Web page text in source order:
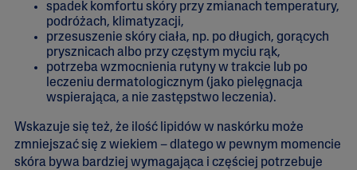
spadek komfortu skóry przy zmianach temperatury,
podróżach, klimatyzacji,
przesuszenie skóry ciała, np. po długich, gorących
prysznicach albo przy częstym myciu rąk,
potrzeba wzmocnienia rutyny w trakcie lub po
leczeniu dermatologicznym (jako pielęgnacja
wspierająca, a nie zastępstwo leczenia).
Wskazuje się też, że ilość lipidów w naskórku może
zmniejszać się z wiekiem – dlatego w pewnym momencie
skóra bywa bardziej wymagająca i częściej potrzebuje